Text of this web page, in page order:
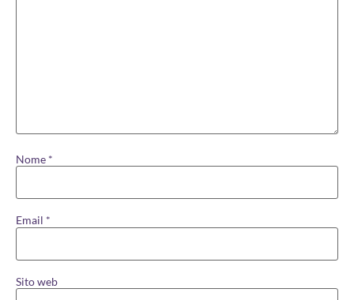
Nome *
Email *
Sito web